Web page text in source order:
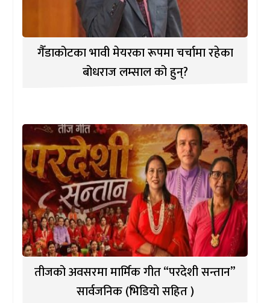
गैँडाकोटका भावी मेयरका रूपमा चर्चामा रहेका
बोधराज लम्साल को हुन्?
तीजको अवसरमा मार्मिक गीत “परदेशी सन्तान”
सार्वजनिक (भिडियो सहित )